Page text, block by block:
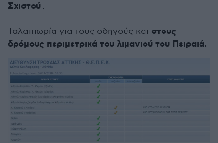
Σχιστού.
Ταλαιπωρία για τους οδηγούς και στους
δρόμους περιμετρικά του λιμανιού του Πειραιά.